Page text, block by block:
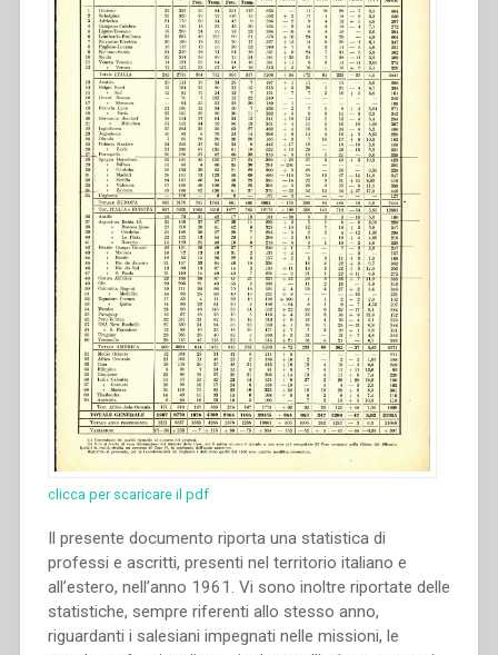
clicca per scaricare il pdf
Il presente documento riporta una statistica di
professi e ascritti, presenti nel territorio italiano e
all’estero, nell’anno 1961. Vi sono inoltre riportate delle
statistiche, sempre riferenti allo stesso anno,
riguardanti i salesiani impegnati nelle missioni, le